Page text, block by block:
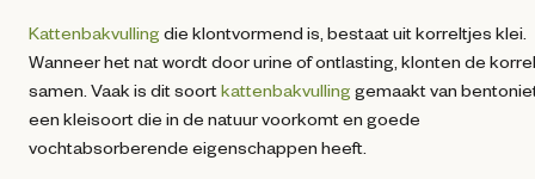
Kattenbakvulling die klontvormend is, bestaat uit korreltjes klei.
Wanneer het nat wordt door urine of ontlasting, klonten de
samen. Vaak is dit soort kattenbakvulling gemaakt van
een kleisoort die in de natuur voorkomt en goede
vochtabsorberende eigenschappen heeft.